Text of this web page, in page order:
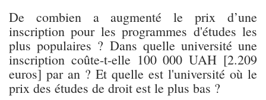
De combien a augmenté le prix d’une
inscription pour les programmes d'études les
plus populaires ? Dans quelle université une
inscription coûte-t-elle 100 000 UAH [2.209
euros] par an ? Et quelle est l'université où le
prix des études de droit est le plus bas ?